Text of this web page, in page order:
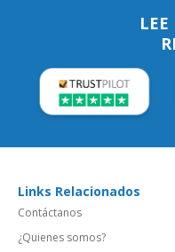
LEE
Links Relacionados
Contáctanos
¿Quienes somos?